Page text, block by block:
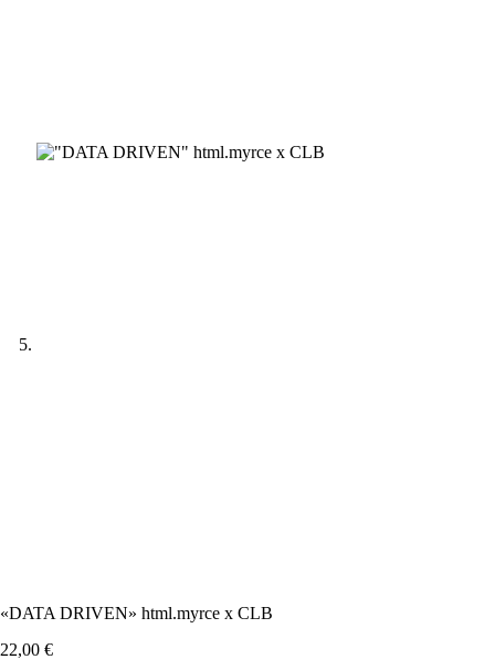
«DATA DRIVEN» html.myrce x CLB
22,00 €